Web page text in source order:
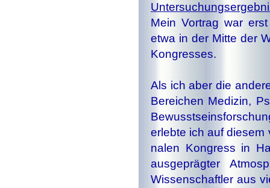
Mein Vortrag war
etwa in der Mitte der
Kongresses.
Als ich aber die
Bereichen Medizin,
erlebte ich auf
nalen Kongress in
ausgeprägter
Wissenschaftler aus